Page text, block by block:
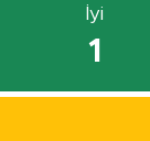
İyi
1